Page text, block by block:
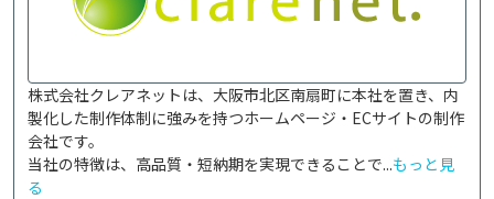
株式会社クレアネットは、大阪市北区南扇町に本社を置き、内
製化した制作体制に強みを持つホームページ・ECサイトの制作
会社です。
当社の特徴は、高品質・短納期を実現できることで...もっと見
る